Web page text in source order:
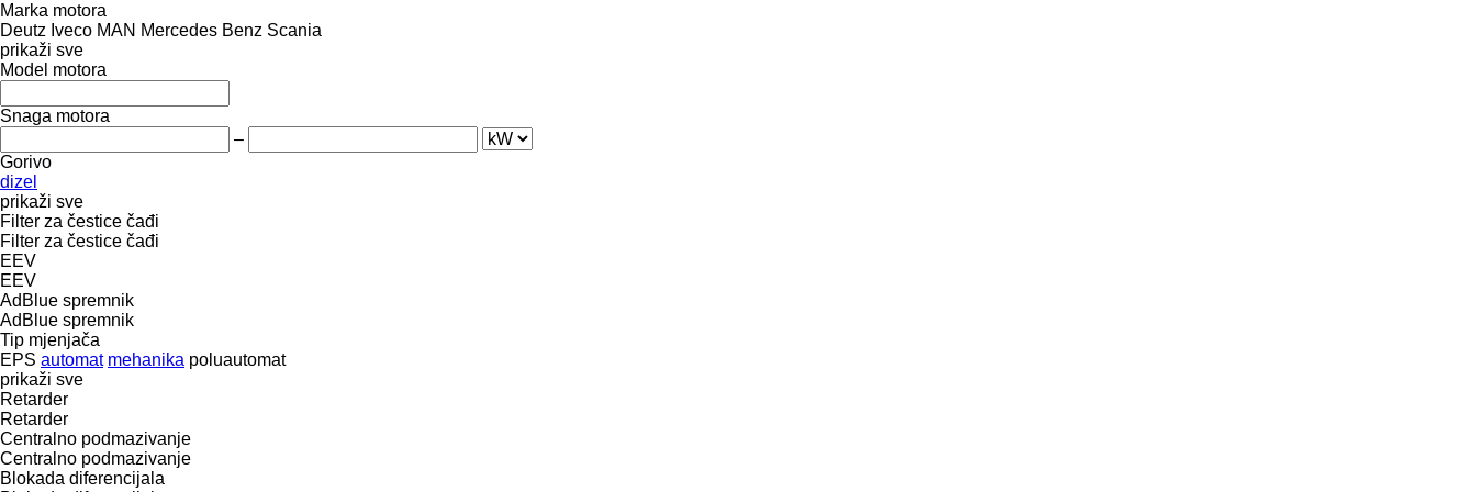
Marka motora
Deutz Iveco MAN Mercedes Benz Scania
prikaži sve
Model motora
Snaga motora
–
Gorivo
dizel
prikaži sve
Filter za čestice čađi
Filter za čestice čađi
EEV
EEV
AdBlue spremnik
AdBlue spremnik
Tip mјenjača
EPS automat mehanika poluautomat
prikaži sve
Retarder
Retarder
Centralno podmazivanje
Centralno podmazivanje
Blokada diferencijala